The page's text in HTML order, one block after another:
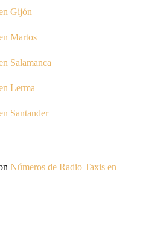
Gijón
Martos
Salamanca
Lerma
Santander
Números de Radio Taxis en